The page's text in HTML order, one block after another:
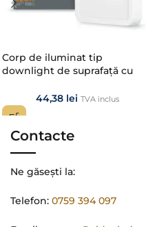
Corp de iluminat tip
downlight de suprafață cu
DLSS-12W-NW
44,38 lei TVA inclus
Contacte
Ne găsești la:
Telefon: 0759 394 097